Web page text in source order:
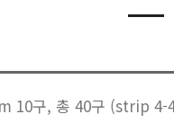
10구, 총 40구 (strip 4-